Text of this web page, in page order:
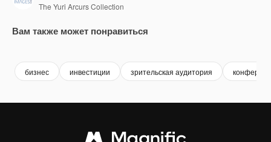
The Yuri Arcurs Collection
Вам также может понравиться
бизнес инвестиции зрительская аудитория